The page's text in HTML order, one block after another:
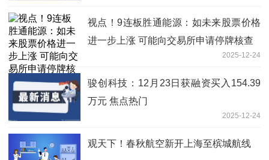
视点！9连板胜通能源：如未来股票价格
进一步上涨 可能向交易所申请停牌核查
2025-12-24
骏创科技：12月23日获融资买入154.39
万元 焦点热门
2025-12-24
观天下！春秋航空新开上海至槟城航线